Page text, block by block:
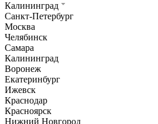
Калининград
Санкт-Петербург
Москва
Челябинск
Самара
Калининград
Воронеж
Екатеринбург
Ижевск
Краснодар
Красноярск
Нижний Новгород